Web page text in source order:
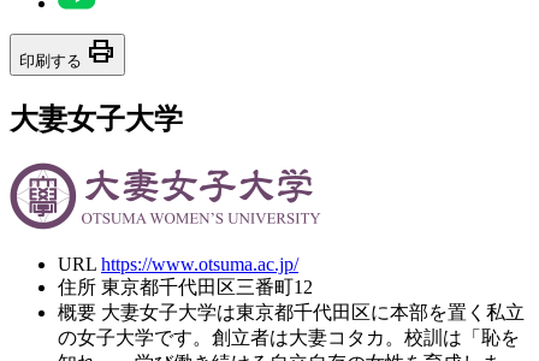
印刷する print
大妻女子大学
URL https://www.otsuma.ac.jp/
住所 東京都千代田区三番町12
概要 大妻女子大学は東京都千代田区に本部を置く私立
の女子大学です。創立者は大妻コタカ。校訓は「恥を